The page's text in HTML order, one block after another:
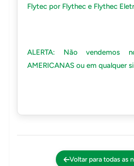
Flytec por Flythec e Flythec
ALERTA: Não vendemos
AMERICANAS ou em qualquer
Voltar para todas as